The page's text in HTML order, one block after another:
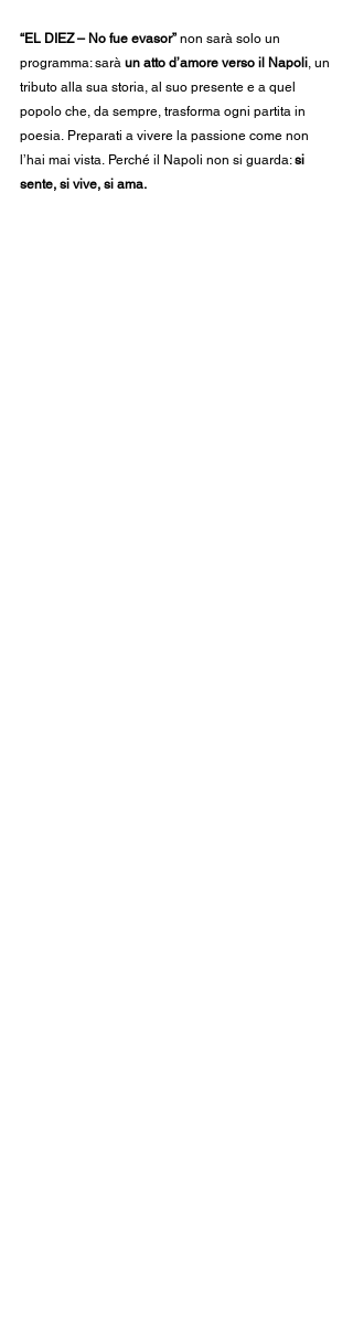
“EL DIEZ – No fue evasor” non sarà solo un
programma: sarà un atto d’amore verso il Napoli , un
tributo alla sua storia, al suo presente e a quel
popolo che, da sempre, trasforma ogni partita in
poesia. Preparati a vivere la passione come non
l’hai mai vista. Perché il Napoli non si guarda: si
sente, si vive, si ama.